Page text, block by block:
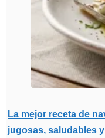
La mejor receta de
jugosas, saludables